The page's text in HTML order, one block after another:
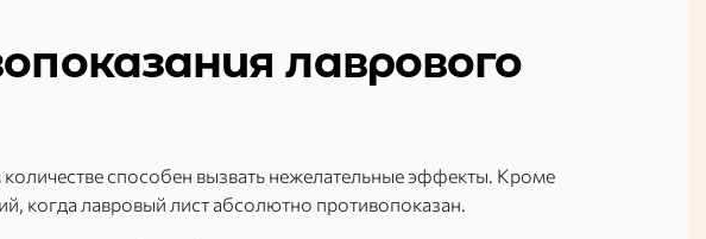
лаврового
способен вызвать нежелательные эффекты. Кроме
когда лавровый лист абсолютно противопоказан.